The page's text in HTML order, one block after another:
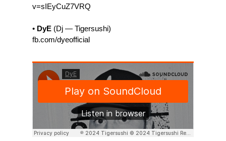
v=sIEyCuZ7VRQ
• DyE (Dj — Tigersushi)
fb.com/dyeofficial